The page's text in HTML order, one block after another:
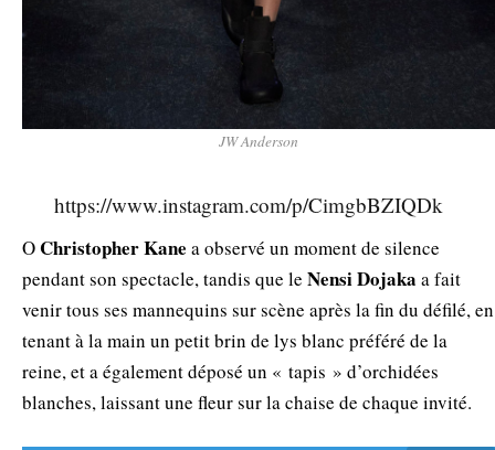
JW Anderson
https://www.instagram.com/p/CimgbBZIQDk
ΟChristopher Kane a observé un moment de silence
pendant son spectacle, tandis que le Nensi Dojaka a fait
venir tous ses mannequins sur scène après la fin du défilé, en
tenant à la main un petit brin de lys blanc préféré de la
reine, et a également déposé un « tapis » d’orchidées
blanches, laissant une fleur sur la chaise de chaque invité.